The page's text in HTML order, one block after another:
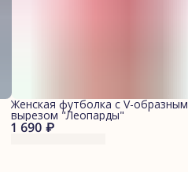
1 690 ₽
Женская футболка с V-образным
вырезом "Леопарды"